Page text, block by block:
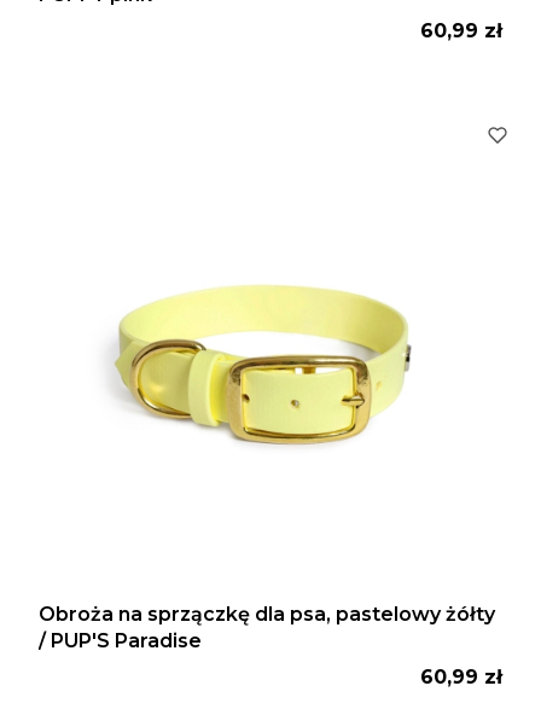
Cena
60,99 zł
Obroża na sprzączkę dla psa, pastelowy żółty
/ PUP'S Paradise
Cena
60,99 zł